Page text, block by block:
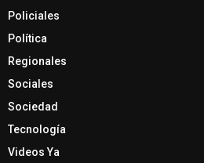
Policiales
Política
Regionales
Sociales
Sociedad
Tecnología
Videos Ya